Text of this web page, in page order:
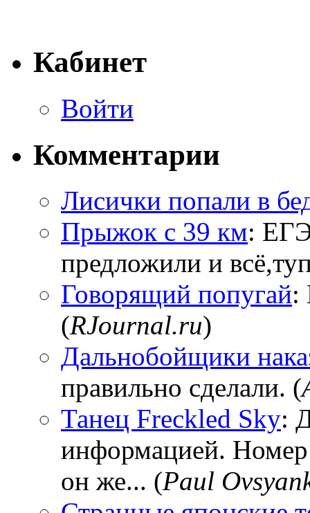
Кабинет
Войти
Комментарии
Лисички попали в
Прыжок с 39 км:
предложили и
Говорящий попугай:
(RJournal.ru)
Дальнобойщики
правильно сделали. (
Танец Freckled Sky:
информацией.
он же... (Paul